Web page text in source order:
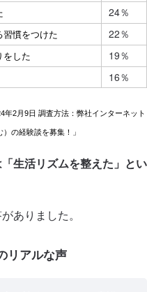
24％
習慣をつけた 22％
をした 19％
16％
年2月9日 調査方法：弊社インターネット
の経験談を募集！」
「生活リズムを整えた」とい
ありました。
リアルな声